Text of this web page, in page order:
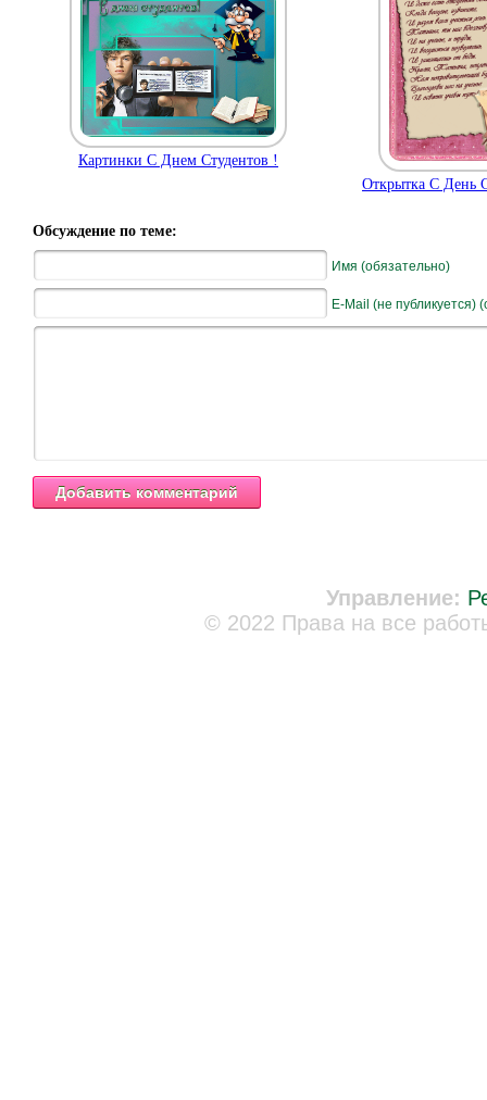
Картинки С Днем Студентов !
Открытка С День
Обсуждение по теме:
Имя (обязательно)
E-Mail (не публикуется)
Управление:
© 2022 Права на все